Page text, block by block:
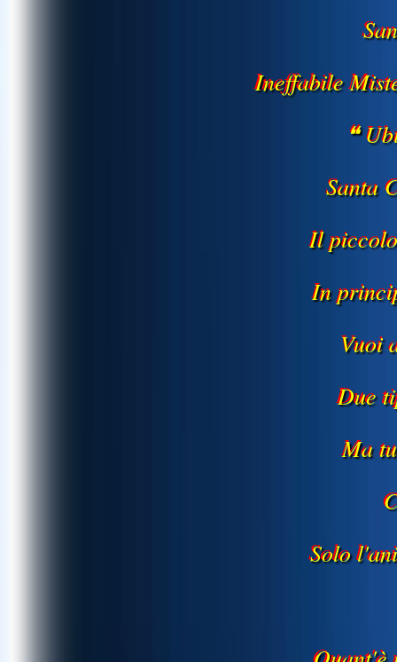
Ineffabile
❝
Santa
Il
In
Vuoi
Due
Ma
Solo